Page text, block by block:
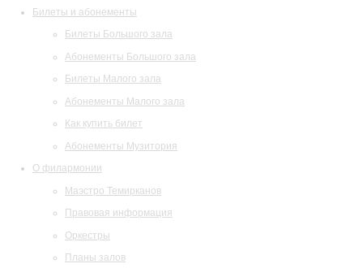
Билеты и абонементы
Билеты Большого зала
Абонементы Большого зала
Билеты Малого зала
Абонементы Малого зала
Как купить билет
Абонементы Музитория
О филармонии
Маэстро Темирканов
Правовая информация
Оркестры
Планы залов